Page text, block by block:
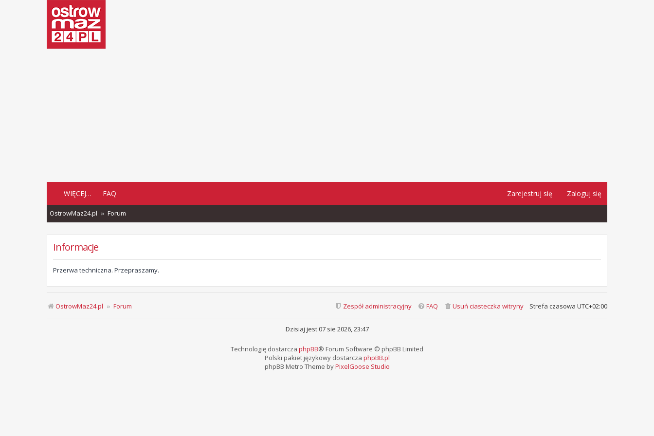
WIĘCEJ… FAQ Zaloguj się
Zarejestruj się
OstrowMaz24.pl Forum
Informacje
Przerwa techniczna. Przepraszamy.
OstrowMaz24.pl Forum Strefa czasowa UTC+02:00
Usuń ciasteczka witryny
FAQ
Zespół administracyjny
Dzisiaj jest 07 sie 2026, 23:47
Technologię dostarcza phpBB® Forum Software © phpBB Limited
Polski pakiet językowy dostarcza phpBB.pl
phpBB Metro Theme byPixelGoose Studio